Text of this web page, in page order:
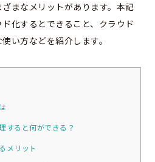
まなメリットがあります。本記
化するとできること、クラウド
い方などを紹介します。
すると何ができる？
メリット